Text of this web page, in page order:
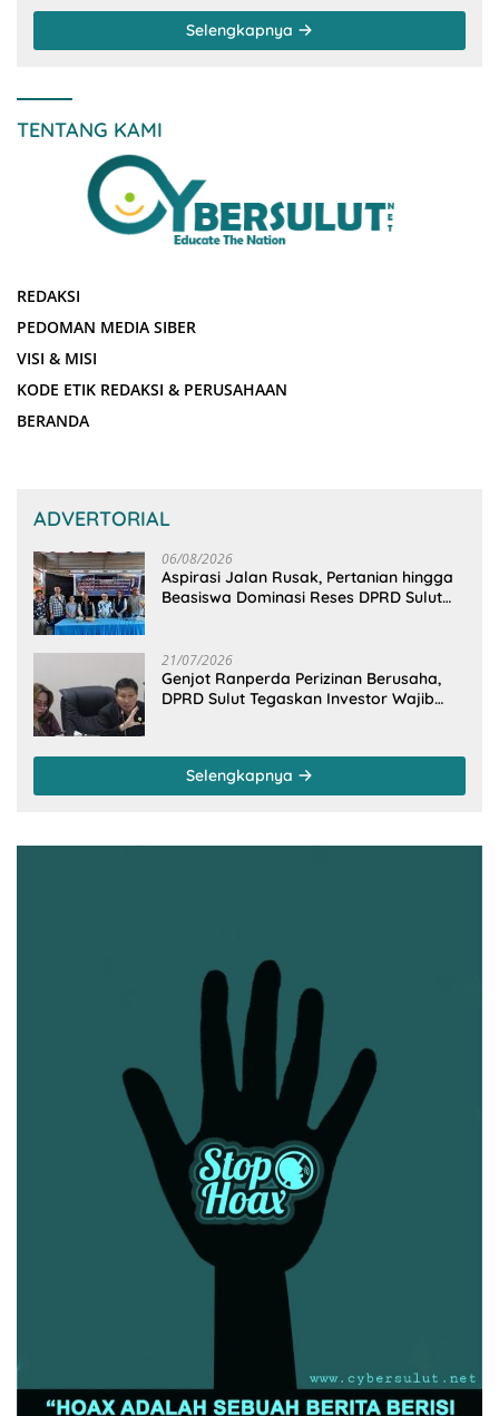
Selengkapnya
TENTANG KAMI
REDAKSI
PEDOMAN MEDIA SIBER
VISI & MISI
KODE ETIK REDAKSI & PERUSAHAAN
BERANDA
ADVERTORIAL
06/08/2026
Aspirasi Jalan Rusak, Pertanian hingga
Beasiswa Dominasi Reses DPRD Sulut
21/07/2026
Genjot Ranperda Perizinan Berusaha,
DPRD Sulut Tegaskan Investor Wajib
Selengkapnya